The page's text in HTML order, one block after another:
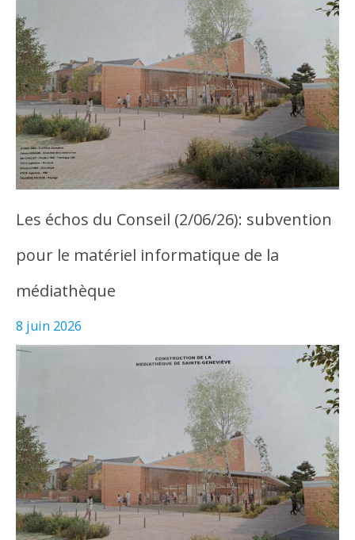
Les échos du Conseil (2/06/26): subvention
pour le matériel informatique de la
médiathèque
8 juin 2026